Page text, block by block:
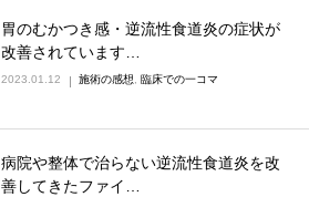
胃のむかつき感・逆流性食道炎の症状が
改善されています…
2023.01.12 施術の感想, 臨床での一コマ
病院や整体で治らない逆流性食道炎を改
善してきたファイ…